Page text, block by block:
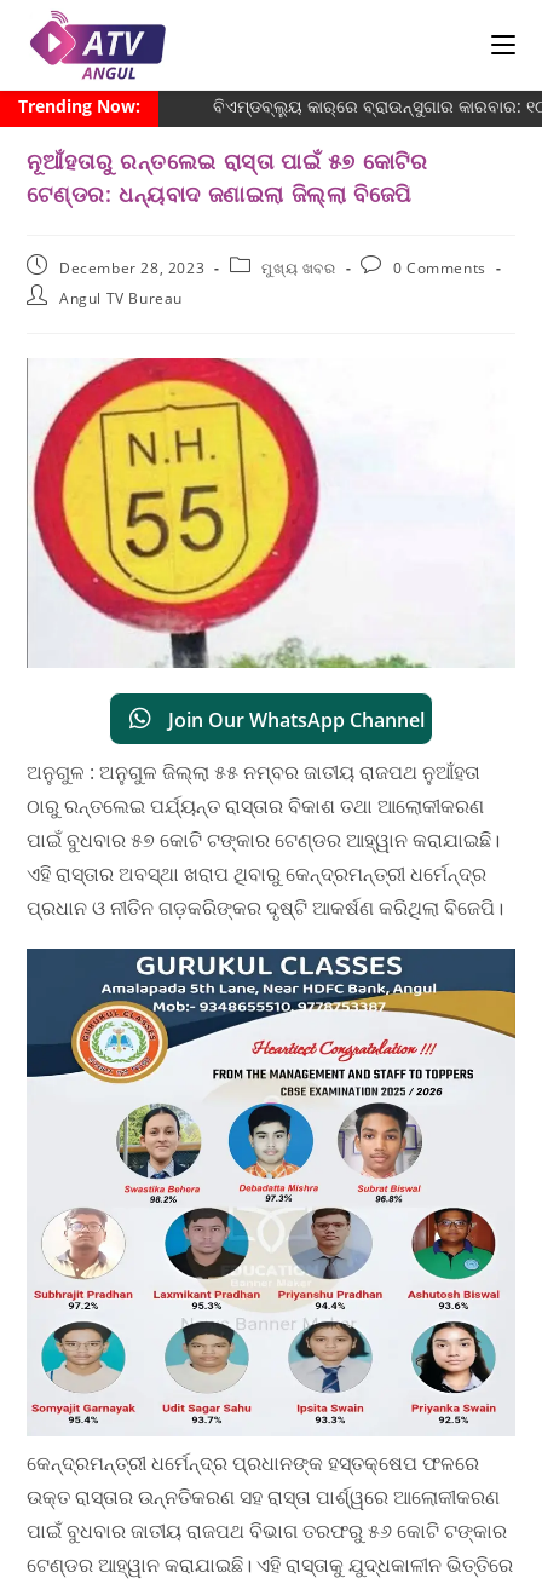
Trending Now: ବିଏମ୍‌ଡବ୍ଲ୍ୟୁ କାର୍‌ରେ ବ୍ରାଉନ୍‌ସୁଗାର କାରବାର:
ନୂଆଁହତାରୁ ରନ୍ତଲେଇ ରାସ୍ତା ପାଇଁ ୫୭ କୋଟିର
ଟେଣ୍ଡର: ଧନ୍ୟବାଦ ଜଣାଇଲା ଜିଲ୍ଲା ବିଜେପି
December 28, 2023 ମୁଖ୍ୟ ଖବର
0 Comments
Angul TV Bureau
Join Our WhatsApp Channel
ଅନୁଗୁଳ : ଅନୁଗୁଳ ଜିଲ୍ଲା ୫୫ ନମ୍ବର ଜାତୀୟ ରାଜପଥ ନୁଆଁହତା
ଠାରୁ ରନ୍ତଲେଇ ପର୍ଯ୍ୟନ୍ତ ରାସ୍ତାର ବିକାଶ ତଥା ଆଲୋକୀକରଣ
ପାଇଁ ବୁଧବାର ୫୭ କୋଟି ଟଙ୍କାର ଟେଣ୍ଡର ଆହ୍ୱାନ କରାଯାଇଛି।
ଏହି ରାସ୍ତାର ଅବସ୍ଥା ଖରାପ ଥିବାରୁ କେନ୍ଦ୍ରମନ୍ତ୍ରୀ ଧର୍ମେନ୍ଦ୍ର
ପ୍ରଧାନ ଓ ନୀତିନ ଗଡ଼କରିଙ୍କର ଦୃଷ୍ଟି ଆକର୍ଷଣ କରିଥିଲା ବିଜେପି।
କେନ୍ଦ୍ରମନ୍ତ୍ରୀ ଧର୍ମେନ୍ଦ୍ର ପ୍ରଧାନଙ୍କ ହସ୍ତକ୍ଷେପ ଫଳରେ
ଉକ୍ତ ରାସ୍ତାର ଉନ୍ନତିକରଣ ସହ ରାସ୍ତା ପାର୍ଶ୍ୱରେ ଆଲୋକୀକରଣ
ପାଇଁ ବୁଧବାର ଜାତୀୟ ରାଜପଥ ବିଭାଗ ତରଫରୁ ୫୬ କୋଟି ଟଙ୍କାର
ଟେଣ୍ଡର ଆହ୍ୱାନ କରାଯାଇଛି। ଏହି ରାସ୍ତାକୁ ଯୁଦ୍ଧକାଳୀନ ଭିତ୍ତିରେ